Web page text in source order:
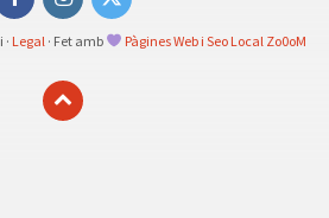
Legal · Fet amb Pàgines Web i Seo Local Zo0oM